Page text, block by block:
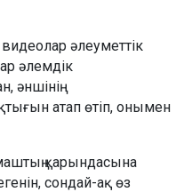
әлеуметтік
әлемдік
әншінің
атап өтіп, онымен
қарындасына
сондай-ақ өз